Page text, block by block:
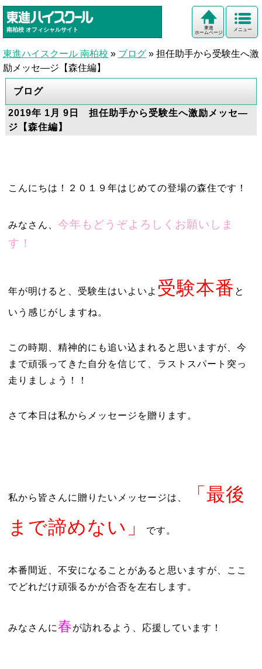
南柏校 オフィシャルサイト メニュー
東進
ホームページ
東進ハイスクール 南柏校 » ブログ » 担任助手から受験生へ激
励メッセ―ジ【森住編】
ブログ
2019年 1月 9日 担任助手から受験生へ激励メッセ―
ジ【森住編】
こんにちは！２０１９年はじめての登場の森住です！
みなさん、 今年もどうぞよろしくお願いしま
す！
年が明けると、受験生はいよいよ 受験本番 と
いう感じがしますね。
この時期、精神的にも追い込まれると思いますが、今
まで頑張ってきた自分を信じて、ラストスパート突っ
走りましょう！！
さて本日は私からメッセージを贈ります。
私から皆さんに贈りたいメッセージは、
「最後
まで諦めない」
です。
本番間近、不安になることがあると思いますが、ここ
でどれだけ頑張るかが合否を左右します。
みなさんに春が訪れるよう、応援しています！